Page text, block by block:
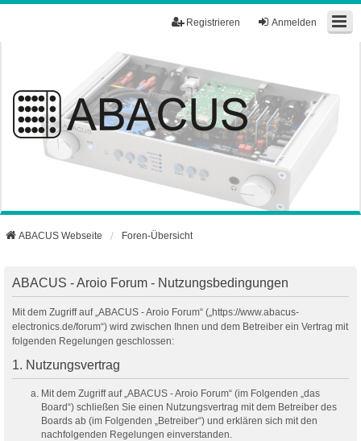
Anmelden
Registrieren
ABACUS Webseite Foren-Übersicht
ABACUS - Aroio Forum - Nutzungsbedingungen
Mit dem Zugriff auf „ABACUS - Aroio Forum“ („https://www.abacus-
electronics.de/forum“) wird zwischen Ihnen und dem Betreiber ein Vertrag mit
folgenden Regelungen geschlossen:
1. Nutzungsvertrag
Mit dem Zugriff auf „ABACUS - Aroio Forum“ (im Folgenden „das
Board“) schließen Sie einen Nutzungsvertrag mit dem Betreiber des
Boards ab (im Folgenden „Betreiber“) und erklären sich mit den
nachfolgenden Regelungen einverstanden.